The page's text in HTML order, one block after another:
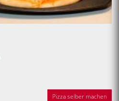
Pizza selber machen